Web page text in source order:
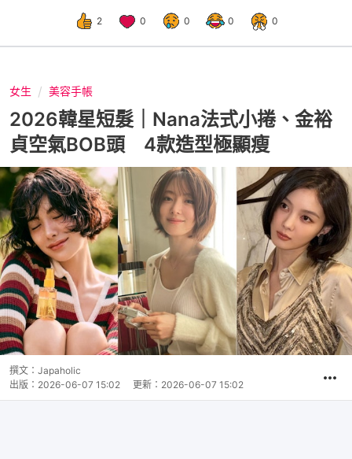
2 0 0 0 0
女生 美容手帳
2026韓星短髮｜Nana法式小捲、金裕
貞空氣BOB頭 4款造型極顯瘦
撰文： Japaholic
出版： 2026-06-07 15:02 更新： 2026-06-07 15:02